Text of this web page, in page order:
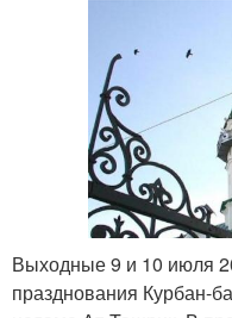
Выходные 9 и 10 июля
празднования Курбан-